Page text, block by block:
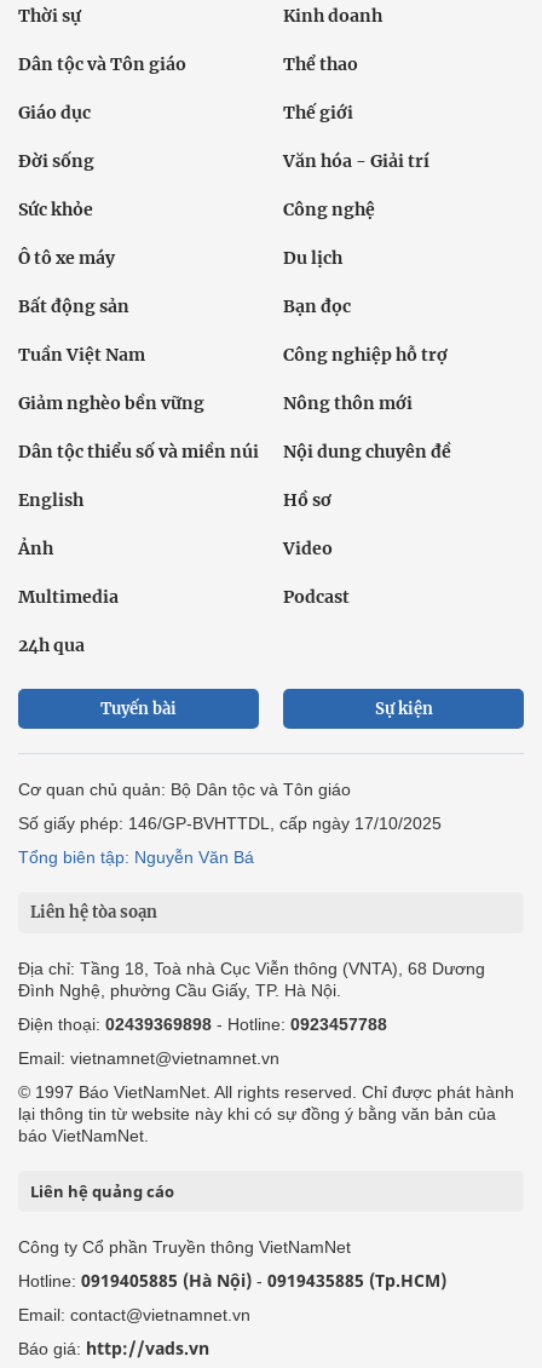
Thời sự Kinh doanh
Dân tộc và Tôn giáo Thể thao
Giáo dục Thế giới
Đời sống Văn hóa - Giải trí
Sức khỏe Công nghệ
Ô tô xe máy Du lịch
Bất động sản Bạn đọc
Tuần Việt Nam Công nghiệp hỗ trợ
Giảm nghèo bền vững Nông thôn mới
Dân tộc thiểu số và miền núi Nội dung chuyên đề
English Hồ sơ
Ảnh Video
Multimedia Podcast
24h qua
Tuyến bài Sự kiện
Cơ quan chủ quản: Bộ Dân tộc và Tôn giáo
Số giấy phép: 146/GP-BVHTTDL, cấp ngày 17/10/2025
Tổng biên tập: Nguyễn Văn Bá
Liên hệ tòa soạn
Địa chỉ: Tầng 18, Toà nhà Cục Viễn thông (VNTA), 68 Dương
Đình Nghệ, phường Cầu Giấy, TP. Hà Nội.
Điện thoại: 02439369898 - Hotline: 0923457788
Email: vietnamnet@vietnamnet.vn
© 1997 Báo VietNamNet. All rights reserved. Chỉ được phát hành
lại thông tin từ website này khi có sự đồng ý bằng văn bản của
báo VietNamNet.
Liên hệ quảng cáo
Công ty Cổ phần Truyền thông VietNamNet
Hotline: 0919405885 (Hà Nội) - 0919435885 (Tp.HCM)
Email: contact@vietnamnet.vn
Báo giá: http://vads.vn